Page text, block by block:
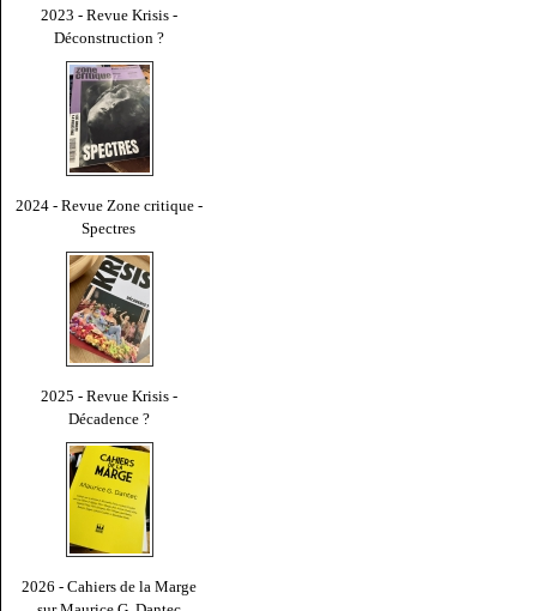
2023 - Revue Krisis -
Déconstruction ?
2024 - Revue Zone critique -
Spectres
2025 - Revue Krisis -
Décadence ?
2026 - Cahiers de la Marge